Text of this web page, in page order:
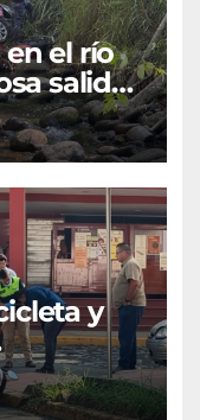
el río
salida
y
de